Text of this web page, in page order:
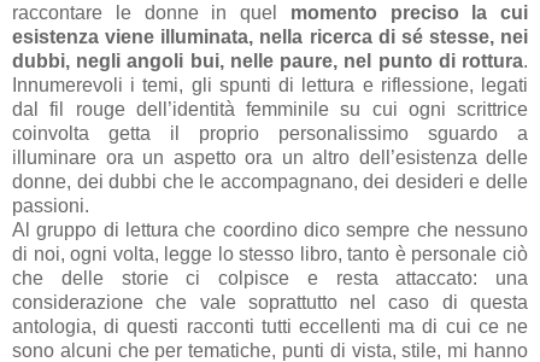
raccontare le donne in quel momento preciso la cui
esistenza viene illuminata, nella ricerca di sé stesse, nei
dubbi, negli angoli bui, nelle paure, nel punto di rottura.
Innumerevoli i temi, gli spunti di lettura e riflessione, legati
dal fil rouge dell’identità femminile su cui ogni scrittrice
coinvolta getta il proprio personalissimo sguardo a
illuminare ora un aspetto ora un altro dell’esistenza delle
donne, dei dubbi che le accompagnano, dei desideri e delle
passioni.
Al gruppo di lettura che coordino dico sempre che nessuno
di noi, ogni volta, legge lo stesso libro, tanto è personale ciò
che delle storie ci colpisce e resta attaccato: una
considerazione che vale soprattutto nel caso di questa
antologia, di questi racconti tutti eccellenti ma di cui ce ne
sono alcuni che per tematiche, punti di vista, stile, mi hanno